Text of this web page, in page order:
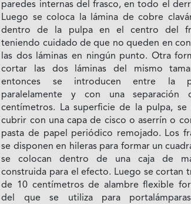
paredes internas del frasco, en todo el
Luego se coloca la lámina de cobre
dentro de la pulpa en el centro del
teniendo cuidado de que no queden en
las dos láminas en ningún punto. Otra
cortar las dos láminas del mismo
entonces se introducen entre la
paralelamente y con una separación
centímetros. La superficie de la pulpa, se
cubrir con una capa de cisco o aserrín o
pasta de papel periódico remojado. Los
se disponen en hileras para formar un
se colocan dentro de una caja de
construida para el efecto. Luego se cortan
de 10 centímetros de alambre flexible
del que se utiliza para